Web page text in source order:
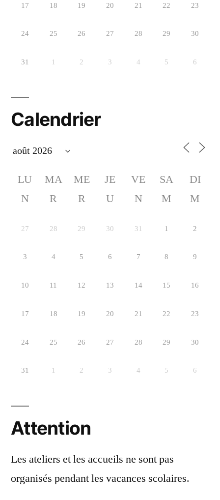
17 18 19 20 21 22 23
24 25 26 27 28 29 30
31 1 2 3 4 5 6
Calendrier
LU
N
MA
R
ME
R
JE
U
VE
N
SA
M
DI
M
27 28 29 30 31 1 2
3 4 5 6 7 8 9
10 11 12 13 14 15 16
17 18 19 20 21 22 23
24 25 26 27 28 29 30
31 1 2 3 4 5 6
Attention
Les ateliers et les accueils ne sont pas
organisés pendant les vacances scolaires.